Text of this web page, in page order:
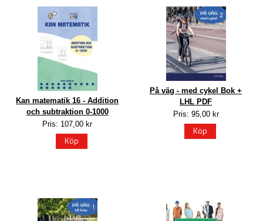
Kan matematik 16 - Addition
och subtraktion 0-1000
Pris: 107,00 kr
Köp
På väg - med cykel Bok +
LHL PDF
Pris: 95,00 kr
Köp